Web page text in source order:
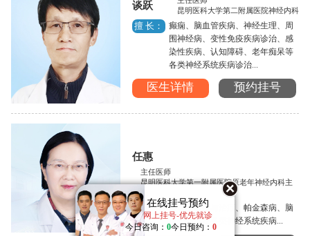
在线挂号预约
网上挂号-优先就诊
今日咨询： 0今日预约： 0
谈跃
昆明医科大学第二附属医院神经内科
擅 长：
癫痫、脑血管疾病、神经生理、周
围神经病、变性免疫疾病诊治、感
染性疾病、认知障碍、老年痴呆等
各类神经系统疾病诊治...
医生详情 预约挂号
任惠
主任医师
昆明医科大学第一附属医院原老年神经内科主
任
擅 长： 癫痫的诊断与治疗、帕金森病、脑
血管病以及各类神经系统疾病...